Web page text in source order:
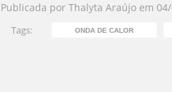
Publicada por Thalyta Araújo em
Tags: ONDA DE CALOR